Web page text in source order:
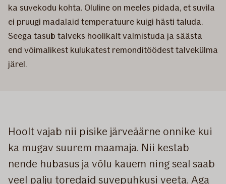
ka suvekodu kohta. Oluline on meeles pidada, et suvila
ei pruugi madalaid temperatuure kuigi hästi taluda.
Seega tasub talveks hoolikalt valmistuda ja säästa
end võimalikest kulukatest remonditöödest talvekülma
järel.
Hoolt vajab nii pisike järveäärne onnike kui
ka mugav suurem maamaja. Nii kestab
nende hubasus ja võlu kauem ning seal saab
veel palju toredaid suvepuhkusi veeta. Aga